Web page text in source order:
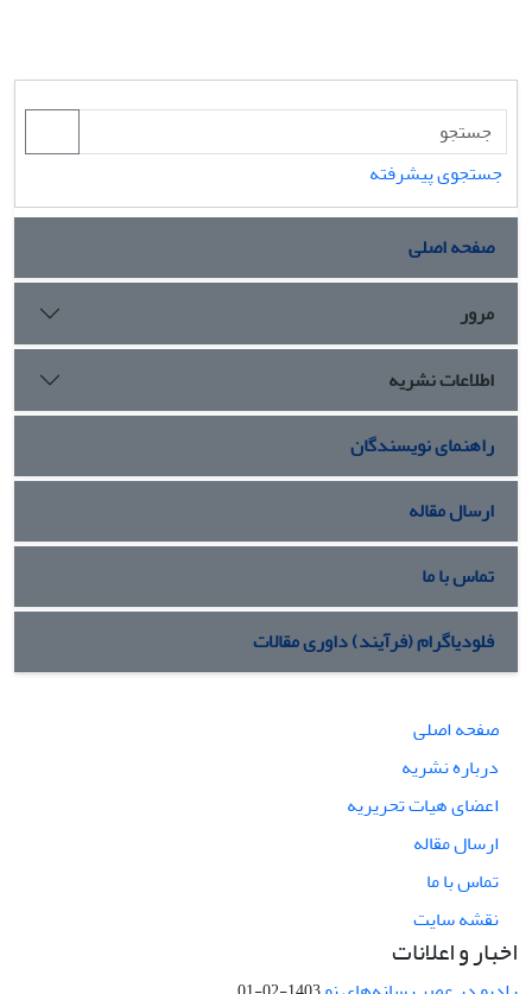
جستجوی پیشرفته
صفحه اصلی
مرور
اطلاعات نشریه
راهنمای نویسندگان
ارسال مقاله
تماس با ما
فلودیاگرام (فرآیند) داوری مقالات
صفحه اصلی
درباره نشریه
اعضای هیات تحریریه
ارسال مقاله
تماس با ما
نقشه سایت
اخبار و اعلانات